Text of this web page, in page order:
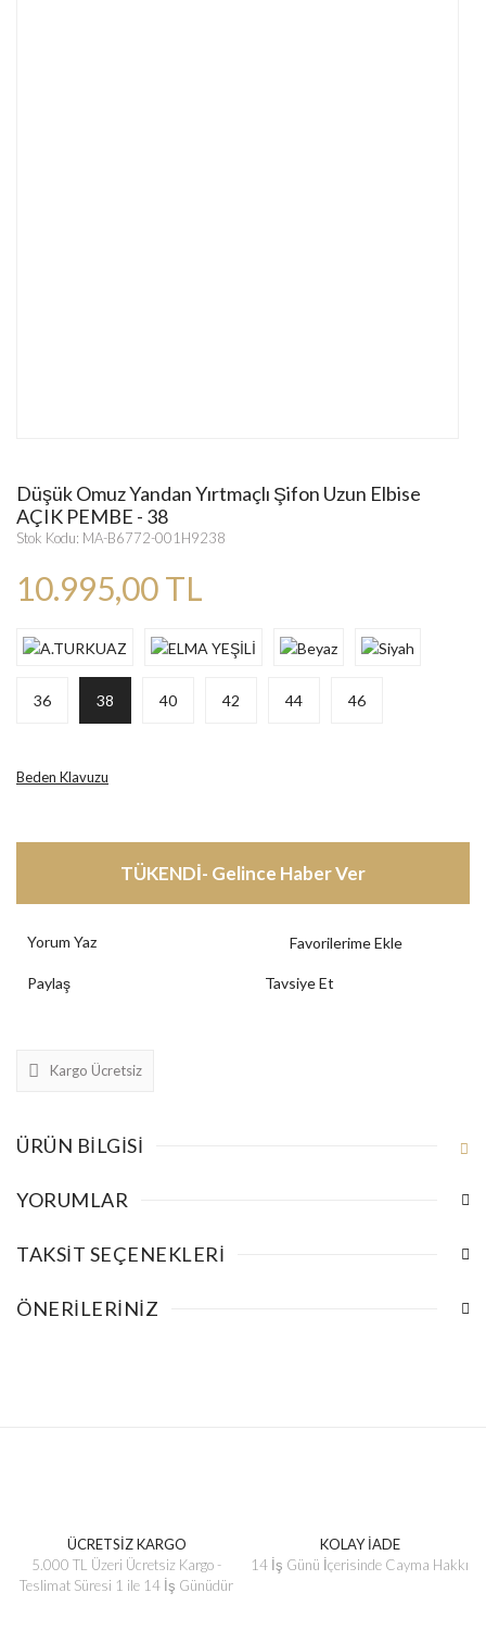
Düşük Omuz Yandan Yırtmaçlı Şifon Uzun Elbise
AÇIK PEMBE - 38
Stok Kodu: MA-B6772-001H9238
10.995,00 TL
36 38 40 42 44 46
Beden Klavuzu
TÜKENDİ- Gelince Haber Ver
Yorum Yaz
Paylaş Tavsiye Et
Kargo Ücretsiz
ÜRÜN BILGISI
YORUMLAR
TAKSIT SEÇENEKLERI
ÖNERILERINIZ
ÜCRETSİZ KARGO
5.000 TL Üzeri Ücretsiz Kargo -
Teslimat Süresi 1 ile 14 İş Günüdür
KOLAY İADE
14 İş Günü İçerisinde Cayma Hakkı